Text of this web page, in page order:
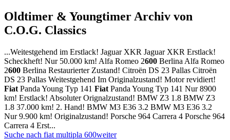
Oldtimer & Youngtimer Archiv von
C.O.G. Classics
...Weitestgehend im Erstlack! Jaguar XKR Jaguar XKR Erstlack!
Scheckheft! Nur 50.000 km! Alfa Romeo 2600 Berlina Alfa Romeo
2600 Berlina Restaurierter Zustand! Citroën DS 23 Pallas Citroën
DS 23 Pallas Weitestgehend Im Originalzustand! Motor revidiert!
Fiat Panda Young Typ 141 Fiat Panda Young Typ 141 Nur 8900
km! Erstlack! Absoluter Orignalzustand! BMW Z3 1.8 BMW Z3
1.8 37.000 km! 2. Hand! BMW M3 E36 3.2 BMW M3 E36 3.2
Nur 9.900 km! Originalzustand! Porsche 964 Carrera 4 Porsche 964
Carrera 4 Erst...
Suche nach fiat multipla 600weiter